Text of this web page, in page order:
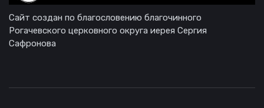
Сайт создан по благословению благочинного
Рогачевского церковного округа иерея Сергия
Сафронова